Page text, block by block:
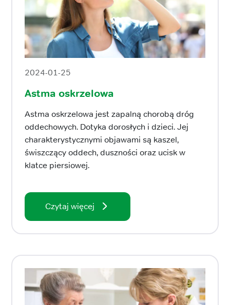
2024-01-25
Astma oskrzelowa
Astma oskrzelowa jest zapalną chorobą dróg
oddechowych. Dotyka dorosłych i dzieci. Jej
charakterystycznymi objawami są kaszel,
świszczący oddech, duszności oraz ucisk w
klatce piersiowej.
Czytaj więcej